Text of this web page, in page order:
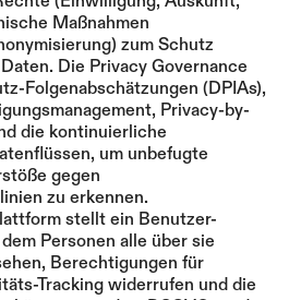
Maßnahmen
zum Schutz
Die Privacy Governance
Folgenabschätzungen (DPIAs),
Privacy-by-
die kontinuierliche
um unbefugte
gegen
zu erkennen.
stellt ein Benutzer-
Personen alle über sie
Berechtigungen für
Tracking widerrufen und die